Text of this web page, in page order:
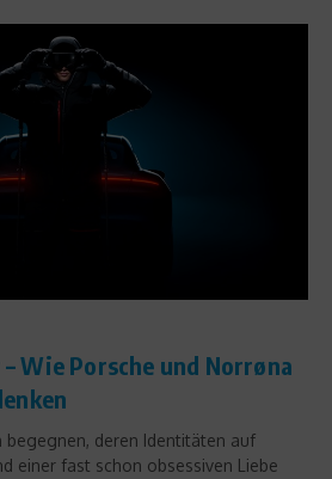
Wie Porsche und Norrøna
begegnen, deren Identitäten auf
einer fast schon obsessiven Liebe